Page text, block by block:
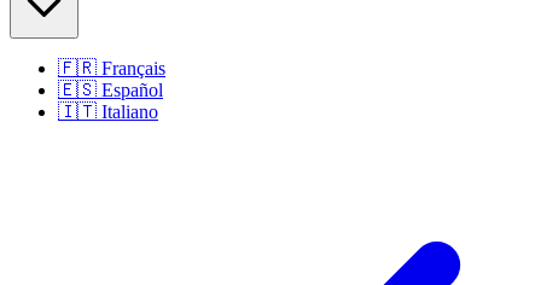
🇫🇷 Français
🇪🇸 Español
🇮🇹 Italiano